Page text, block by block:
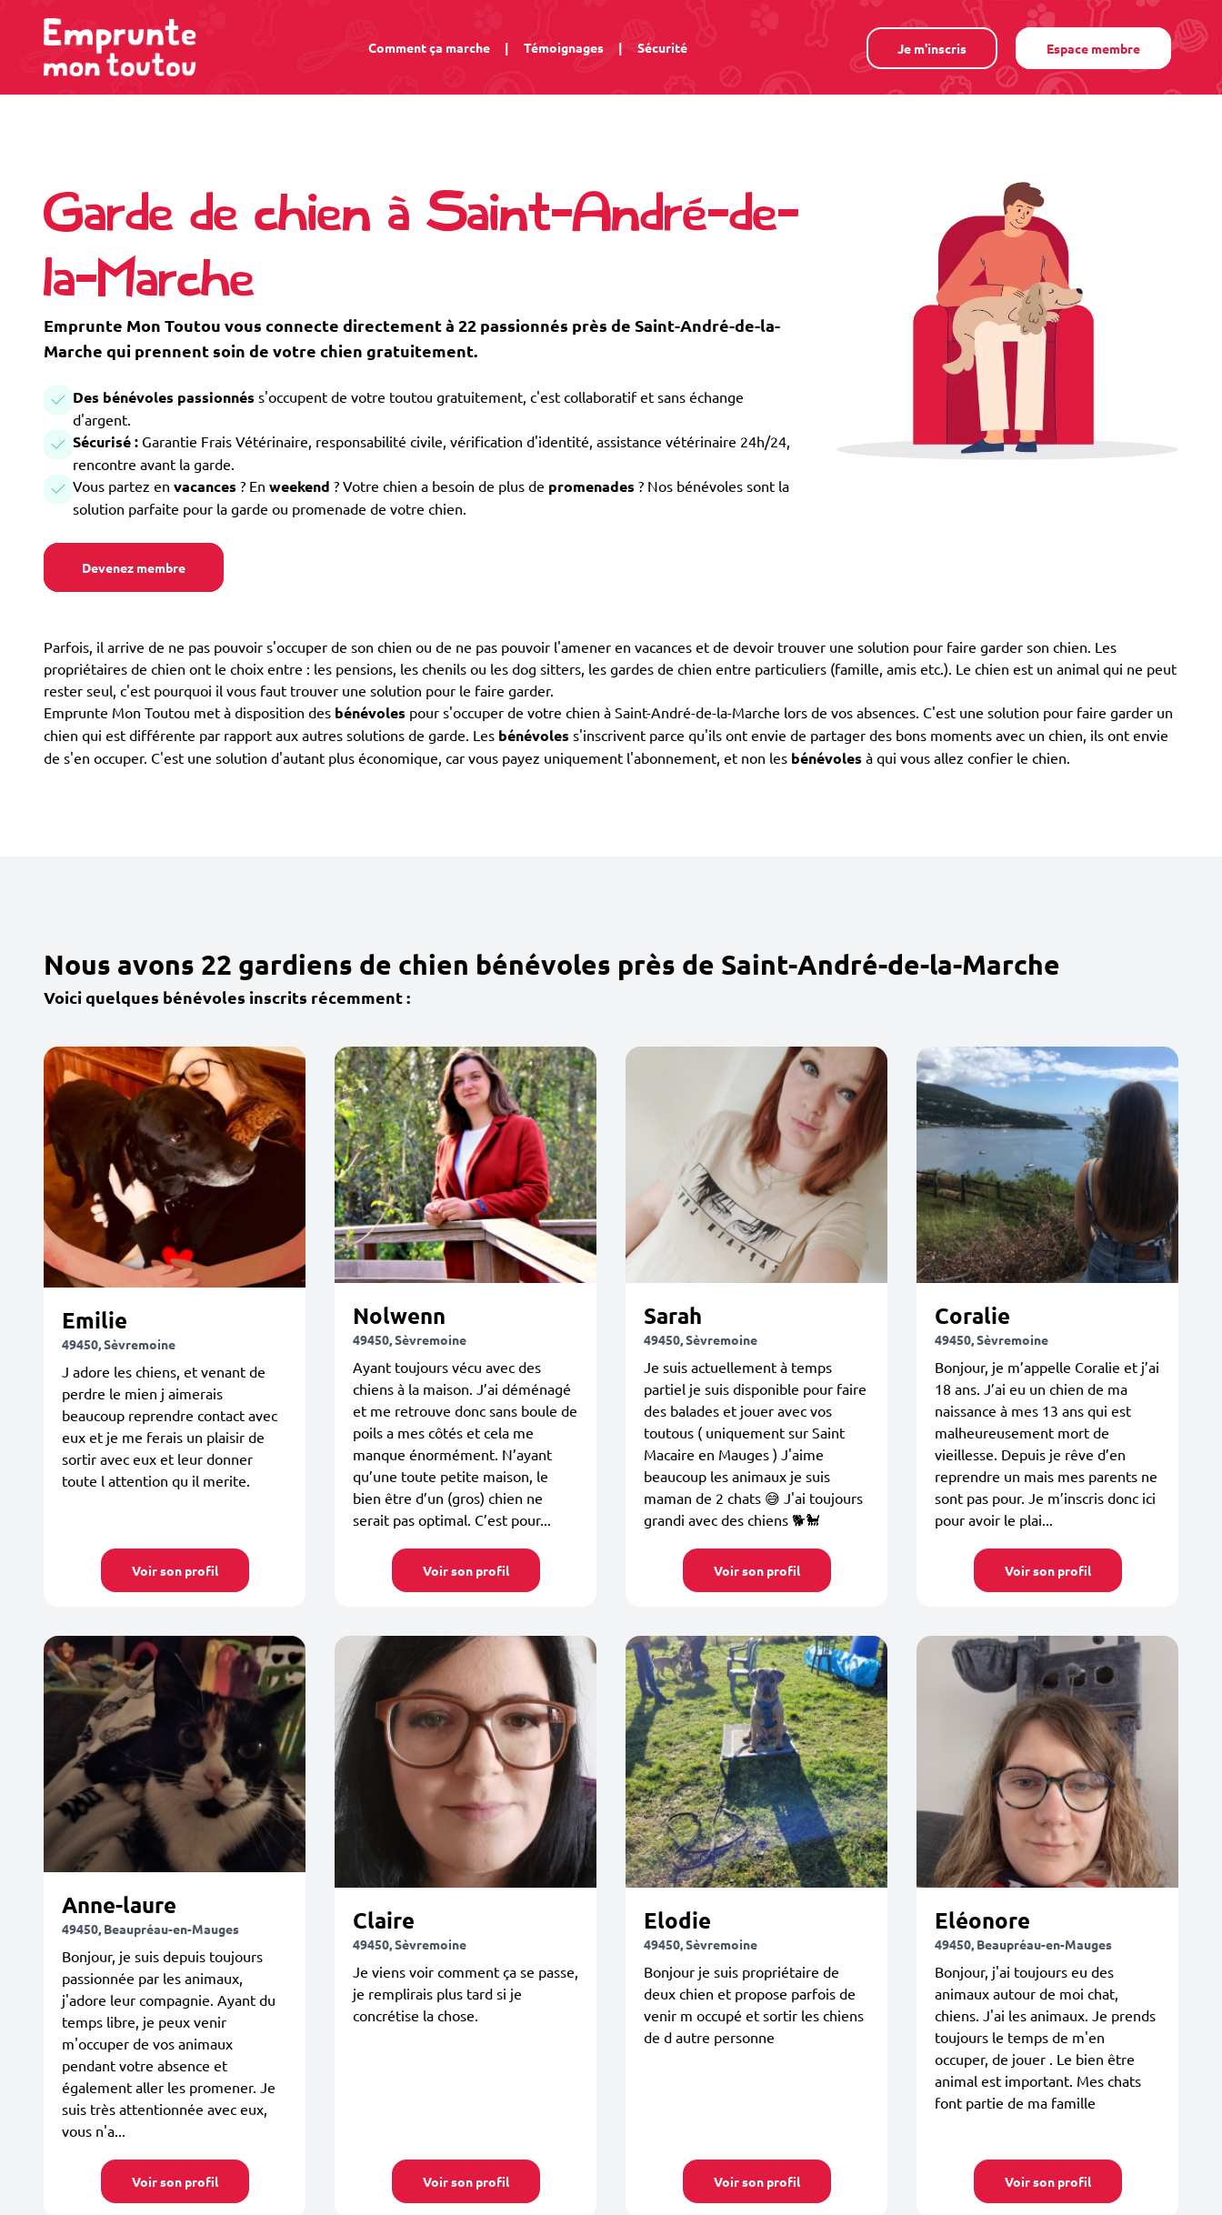
Comment ça marche | Témoignages | Sécurité Je m'inscris Espace membre
Garde de chien à Saint-André-de-
la-Marche
Emprunte Mon Toutou vous connecte directement à 22 passionnés près de Saint-André-de-la-
Marche qui prennent soin de votre chien gratuitement.
Des bénévoles passionnés s'occupent de votre toutou gratuitement, c'est collaboratif et sans échange
d'argent.
Sécurisé : Garantie Frais Vétérinaire, responsabilité civile, vérification d'identité, assistance vétérinaire 24h/24,
rencontre avant la garde.
Vous partez en vacances ? En weekend ? Votre chien a besoin de plus de promenades ? Nos bénévoles sont la
solution parfaite pour la garde ou promenade de votre chien.
Devenez membre
Parfois, il arrive de ne pas pouvoir s'occuper de son chien ou de ne pas pouvoir l'amener en vacances et de devoir trouver une solution pour faire garder son chien. Les
propriétaires de chien ont le choix entre : les pensions, les chenils ou les dog sitters, les gardes de chien entre particuliers (famille, amis etc.). Le chien est un animal qui ne peut
rester seul, c'est pourquoi il vous faut trouver une solution pour le faire garder.
Emprunte Mon Toutou met à disposition des bénévoles pour s'occuper de votre chien à Saint-André-de-la-Marche lors de vos absences. C'est une solution pour faire garder un
chien qui est différente par rapport aux autres solutions de garde. Les bénévoles s'inscrivent parce qu'ils ont envie de partager des bons moments avec un chien, ils ont envie
de s'en occuper. C'est une solution d'autant plus économique, car vous payez uniquement l'abonnement, et non les bénévoles à qui vous allez confier le chien.
Nous avons 22 gardiens de chien bénévoles près de Saint-André-de-la-Marche
Voici quelques bénévoles inscrits récemment :
Emilie
49450, Sèvremoine
J adore les chiens, et venant de
perdre le mien j aimerais
beaucoup reprendre contact avec
eux et je me ferais un plaisir de
sortir avec eux et leur donner
toute l attention qu il merite.
Voir son profil
Nolwenn
49450, Sèvremoine
Ayant toujours vécu avec des
chiens à la maison. J’ai déménagé
et me retrouve donc sans boule de
poils a mes côtés et cela me
manque énormément. N’ayant
qu’une toute petite maison, le
bien être d’un (gros) chien ne
serait pas optimal. C’est pour...
Voir son profil
Sarah
49450, Sèvremoine
Je suis actuellement à temps
partiel je suis disponible pour faire
des balades et jouer avec vos
toutous ( uniquement sur Saint
Macaire en Mauges ) J'aime
beaucoup les animaux je suis
maman de 2 chats 😅 J'ai toujours
grandi avec des chiens 🐕🐩
Voir son profil
Coralie
49450, Sèvremoine
Bonjour, je m’appelle Coralie et j’ai
18 ans. J’ai eu un chien de ma
naissance à mes 13 ans qui est
malheureusement mort de
vieillesse. Depuis je rêve d’en
reprendre un mais mes parents ne
sont pas pour. Je m’inscris donc ici
pour avoir le plai...
Voir son profil
Anne-laure
49450, Beaupréau-en-Mauges
Bonjour, je suis depuis toujours
passionnée par les animaux,
j'adore leur compagnie. Ayant du
temps libre, je peux venir
m'occuper de vos animaux
pendant votre absence et
également aller les promener. Je
suis très attentionnée avec eux,
vous n'a...
Voir son profil
Claire
49450, Sèvremoine
Je viens voir comment ça se passe,
je remplirais plus tard si je
concrétise la chose.
Voir son profil
Elodie
49450, Sèvremoine
Bonjour je suis propriétaire de
deux chien et propose parfois de
venir m occupé et sortir les chiens
de d autre personne
Voir son profil
Eléonore
49450, Beaupréau-en-Mauges
Bonjour, j'ai toujours eu des
animaux autour de moi chat,
chiens. J'ai les animaux. Je prends
toujours le temps de m'en
occuper, de jouer . Le bien être
animal est important. Mes chats
font partie de ma famille
Voir son profil